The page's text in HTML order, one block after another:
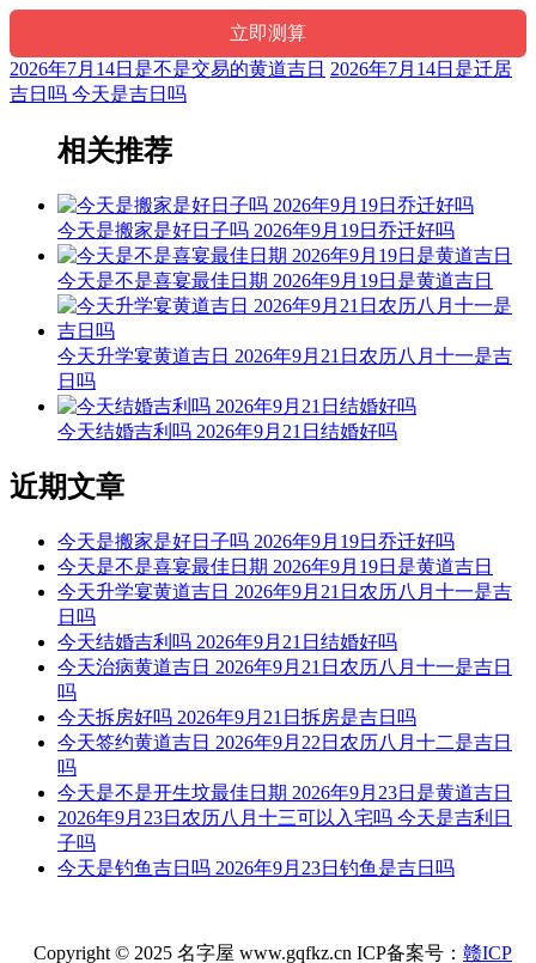
时辰宜：求嗣 置产 整甲 取鱼 动土 出行 安床 打猎 旅游 出火
鼓铸 冠笄 安碓硙 穿井 畋猎 移徙 掘井
时辰忌：买房 生子 嫁娶 求医疗病 伐木 会亲友 捕捉 修墓 渡水
归火 乘船 修坟 破屋坏垣 纳婿
冲煞：冲猪煞东
时冲：癸亥
吉神：青龙 守日 普护 福生
【申时】[15:00-16:59]
时辰宜：补垣 祈福 移柩 扫舍 安碓硙 修造 交易 求子 破屋坏垣
生子 修仓库
冲煞：冲虎煞南
时冲：丙寅
吉神：月德合 天符
【戌时】[19:00-20:59]
时辰宜：乘船 入学 祭祀
时辰忌：鼓铸 上梁 下葬
冲煞：冲龙煞北
时冲：戊辰
吉神：时阳 生气 天巫
2026年7月14日是不是交易的黄道吉日 2026年7月14日是迁居
吉日吗 今天是吉日吗
相关推荐
今天是搬家是好日子吗 2026年9月19日乔迁好吗
今天是不是喜宴最佳日期 2026年9月19日是黄道吉日
今天升学宴黄道吉日 2026年9月21日农历八月十一是吉
日吗
今天结婚吉利吗 2026年9月21日结婚好吗
近期文章
今天是搬家是好日子吗 2026年9月19日乔迁好吗
今天是不是喜宴最佳日期 2026年9月19日是黄道吉日
今天升学宴黄道吉日 2026年9月21日农历八月十一是吉
日吗
今天结婚吉利吗 2026年9月21日结婚好吗
今天治病黄道吉日 2026年9月21日农历八月十一是吉日
吗
今天拆房好吗 2026年9月21日拆房是吉日吗
今天签约黄道吉日 2026年9月22日农历八月十二是吉日
吗
今天是不是开生坟最佳日期 2026年9月23日是黄道吉日
2026年9月23日农历八月十三可以入宅吗 今天是吉利日
子吗
今天是钓鱼吉日吗 2026年9月23日钓鱼是吉日吗
Copyright © 2025 名字屋 www.gqfkz.cn ICP备案号： 赣ICP